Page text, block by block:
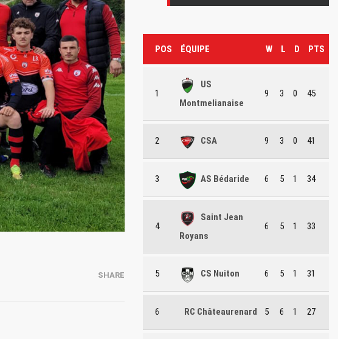
SHARE
POS ÉQUIPE W L D PTS
1
US
Montmelianaise
9 3 0 45
2 CSA 9 3 0 41
3 AS Bédaride 6 5 1 34
4
Saint Jean
Royans
6 5 1 33
5 CS Nuiton 6 5 1 31
6 RC Châteaurenard 5 6 1 27